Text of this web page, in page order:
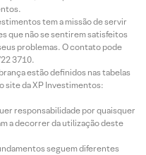
tem a missão de servir
que não se sentirem satisfeitos
problemas. O contato pode
3710.
estão definidos nas tabelas
site da XP Investimentos:
responsabilidade por quaisquer
a decorrer da utilização deste
seguem diferentes